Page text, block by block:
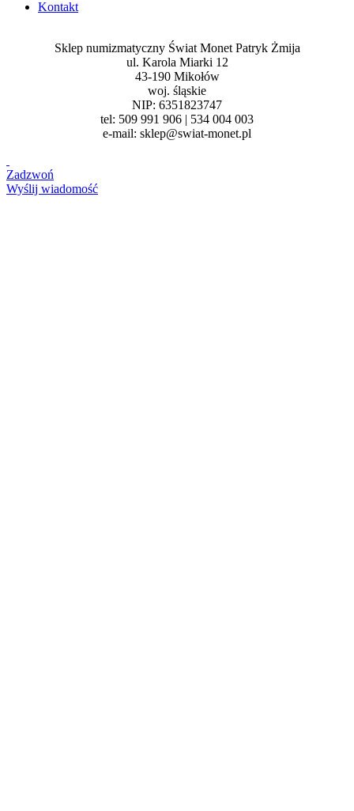
Kontakt
Sklep numizmatyczny Świat Monet Patryk Żmija
ul. Karola Miarki 12
43-190 Mikołów
woj. śląskie
NIP: 6351823747
tel: 509 991 906 | 534 004 003
e-mail: sklep@swiat-monet.pl
Zadzwoń
Wyślij wiadomość